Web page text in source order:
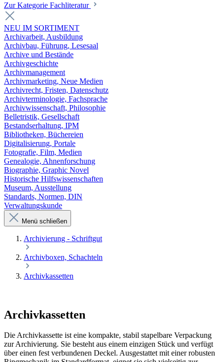
Zur Kategorie Fachliteratur
NEU IM SORTIMENT
Archivarbeit, Ausbildung
Archivbau, Führung, Lesesaal
Archive und Bestände
Archivgeschichte
Archivmanagement
Archivmarketing, Neue Medien
Archivrecht, Fristen, Datenschutz
Archivterminologie, Fachsprache
Archivwissenschaft, Philosophie
Belletristik, Gesellschaft
Bestandserhaltung, IPM
Bibliotheken, Büchereien
Digitalisierung, Portale
Fotografie, Film, Medien
Genealogie, Ahnenforschung
Biographie, Graphic Novel
Historische Hilfswissenschaften
Museum, Ausstellung
Standards, Normen, DIN
Verwaltungskunde
Menü schließen
Archivierung - Schriftgut
Archivboxen, Schachteln
Archivkassetten
Archivkassetten
Die Archivkassette ist eine kompakte, stabil stapelbare Verpackung
zur Archivierung. Sie besteht aus einem einzigen Stück und verfügt
über einen fest verbundenen Deckel. Ausgestattet mit einer robusten